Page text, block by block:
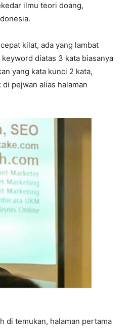
ilmu teori doang,
kilat, ada yang lambat
diatas 3 kata biasanya
yang kata kunci 2 kata,
pejwan alias halaman
di temukan, halaman pertama